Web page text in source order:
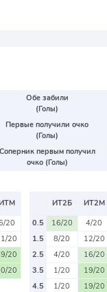
Обе забили
(Голы)
Первые получили очко
(Голы)
Соперник первым получил
очко (Голы)
20
20
20
20
ИТ2Б
ИТ2М
0.5
16/20
4/20
1.5
8/20
12/20
2.5
4/20
16/20
3.5
1/20
19/20
4.5
1/20
19/20